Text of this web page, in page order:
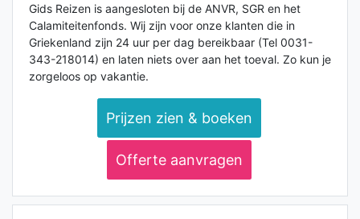
Gids Reizen is aangesloten bij de ANVR, SGR en het
Calamiteitenfonds. Wij zijn voor onze klanten die in
Griekenland zijn 24 uur per dag bereikbaar (Tel 0031-
343-218014) en laten niets over aan het toeval. Zo kun je
zorgeloos op vakantie.
Prijzen zien & boeken
Offerte aanvragen